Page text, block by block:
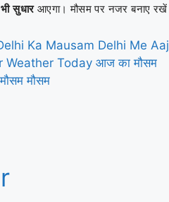
सुधारआएगा। मौसम पर नजर बनाए रखें
Ka Mausam Delhi Me Aaj
Weather Today आज का मौसम
मौसम